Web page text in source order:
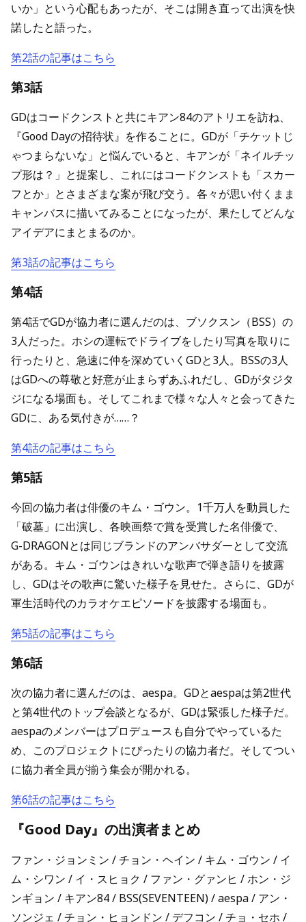
いか」という心配もあったが、そこは開き直って出演を快
諾したと語った。
第2話の記事はこちら
第3話
GDはコードクンストと共にキアン84のアトリエを訪ね、
『Good Dayの招待状』を作ることに。GDが「チケットじ
ゃつまらないな」と悩んでいると、キアンが「ネイルチッ
プ形は？」と提案し、これにはコードクンストも「スカー
フとか」とさまざまな案が飛び交う。各々が思い付くまま
キャンバスに描いてみることになったが、果たしてどんな
アイデアにまとまるのか。
第3話の記事はこちら
第4話
第4話でGDが協力者に選んだのは、ブソクスン（BSS）の
3人だった。ホシの運転でドライブをしたり写真を取りに
行ったりと、急速に仲を深めていくGDと3人。BSSの3人
はGDへの尊敬と好意が止まらずあふれだし、GDがタジタ
ジになる場面も。そしてこれまで様々な人々と会ってきた
GDに、ある気付きが……？
第4話の記事はこちら
第5話
今回の協力者は俳優のキム・ゴウン。1千万人を動員した
「破墓」に出演し、各映画祭で賞を受賞した名俳優で、
G-DRAGONとは同じブランドのアンバサダーとして交流
がある。キム・ゴウンはきれいな歌声で弾き語りを披露
し、GDはその歌声に驚いた様子を見せた。さらに、GDが
軍生活時代のカラオケエピソードを披露する場面も。
第5話の記事はこちら
第6話
次の協力者に選んだのは、aespa。GDとaespaは第2世代
と第4世代のトップ会談となるが、GDは緊張した様子だ。
aespaのメンバーはプロデュースも自分でやっているた
め、このプロジェクトにぴったりの協力者だ。そしてつい
に協力者全員が揃う集会が開かれる。
第6話の記事はこちら
『Good Day』の出演者まとめ
ファン・ジョンミン / チョン・ヘイン / キム・ゴウン / イ
ム・シワン / イ・スヒョク / ファン・グァンヒ / ホン・ジ
ンギョン / キアン84 / BSS(SEVENTEEN) / aespa / アン・
ソンジェ / チョン・ヒョンドン / デフコン / チョ・セホ /